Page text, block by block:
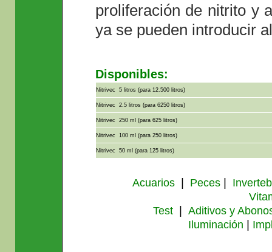
proliferación de nitrito y
ya se pueden introducir
Disponibles:
Nitrivec 5 litros (para 12.500 litros)
Nitrivec 2.5 litros (para 6250 litros)
Nitrivec 250 ml (para 625 litros)
Nitrivec 100 ml (para 250 litros)
Nitrivec 50 ml (para 125 litros)
Acuarios| Peces|
Test| Aditivos y
Iluminación |